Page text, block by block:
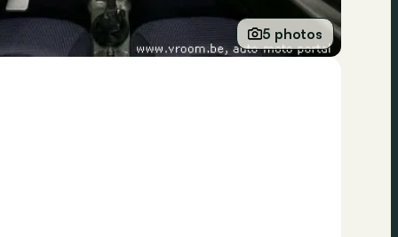
5 photos